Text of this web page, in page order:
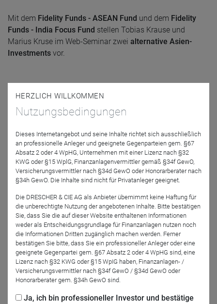
Mit dem Fidelity Funds - ASEAN Fund und dem Fidelity
Funds - India Focus Fund stellen Tobias Krause und
Marius Kruse im Web-Seminar zwei alternative Asien-
Investments vor.
Neben einer generellen Einschätzung zur Entwicklung
die beiden Produkte:
Was sind die strukturellen Treiber dieser Regionen?
Wie stark korrelieren diese Märkte speziell mit China
sowie anderen Schwellenländer-Investments?
Sind die momentanen Bewertungen für Indien noch
gerechtfertigt?
Referenten
HERZLICH WILLKOMMEN
Nutzungsbedingungen
Dieses Internetangebot und seine Inhalte richtet sich ausschließlich
an professionelle Anleger und geeignete Gegenparteien gem. §67
Absatz 2 oder 4 WpHG, Unternehmen mit einer Lizenz nach §32
KWG oder §15 WplG, Finanzanlagenvermittler gemäß §34f GewO,
Versicherungsvermittler nach §34d GewO oder Honorarberater nach
§34h GewO. Die Inhalte sind nicht für Privatanleger geeignet.
Die DRESCHER & CIE AG als Anbieter übernimmt keine Haftung für
die unberechtigte Nutzung der angebotenen Inhalte. Bitte bestätigen
Sie, dass Sie die auf dieser Website enthaltenen Informationen
weder als Entscheidungsgrundlage für Finanzanlagen nutzen noch
die Informationen Dritten zugänglich machen werden. Ferner
bestätigen Sie bitte, dass Sie ein professioneller Anleger oder eine
geeignete Gegenpartei gem. §67 Absatz 2 oder 4 WpHG sind, eine
Lizenz nach §32 KWG oder §15 WpIG haben, Finanzanlagen- /
Versicherungsvermittler nach §34f GewO / §34d GewO oder
Honorarberater gem. §34h GewO sind.
Ja, ich bin professioneller Investor und bestätige